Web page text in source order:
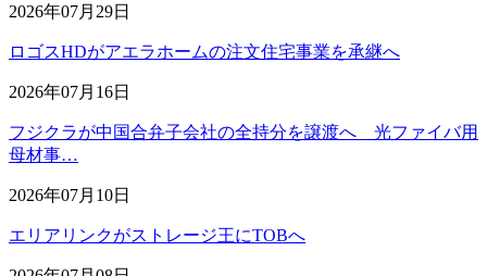
2026年07月29日
ロゴスHDがアエラホームの注文住宅事業を承継へ
2026年07月16日
フジクラが中国合弁子会社の全持分を譲渡へ 光ファイバ用
母材事…
2026年07月10日
エリアリンクがストレージ王にTOBへ